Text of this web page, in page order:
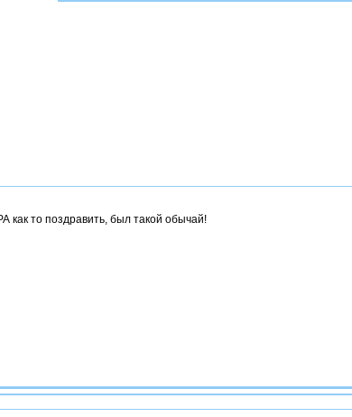
то поздравить, был такой обычай!